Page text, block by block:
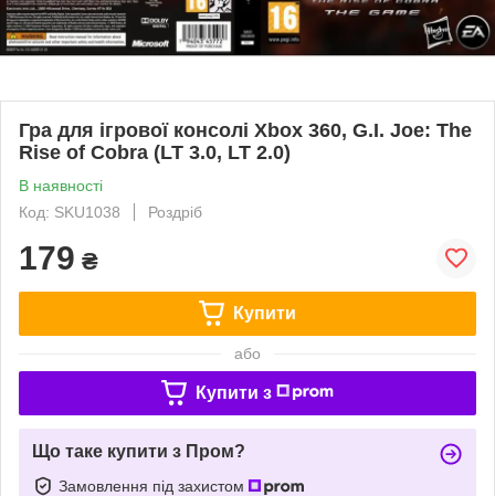
Гра для ігрової консолі Xbox 360, G.I. Joe: The
Rise of Cobra (LT 3.0, LT 2.0)
В наявності
Код: SKU1038
Роздріб
179 ₴
Купити
або
Купити з
Що таке купити з Пром?
Замовлення під захистом